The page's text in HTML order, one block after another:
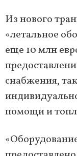
Из нового
«летальное
еще 10 млн
снабжения,
помощи и